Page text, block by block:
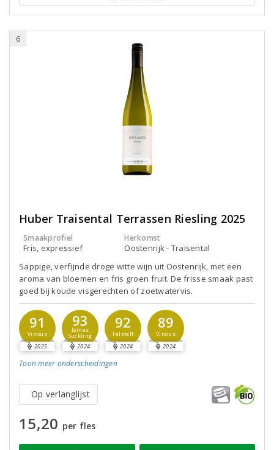
6
Huber Traisental Terrassen Riesling 2025
Smaakprofiel
Fris, expressief
Herkomst
Oostenrijk - Traisental
Sappige, verfijnde droge witte wijn uit Oostenrijk, met een
aroma van bloemen en fris groen fruit. De frisse smaak past
goed bij koude visgerechten of zoetwatervis.
91
Vinous
2025
93
James
Suckling
2024
92
Falstaff
2024
89
Vinous
2024
Toon meer onderscheidingen
Op verlanglijst
15,20 per fles